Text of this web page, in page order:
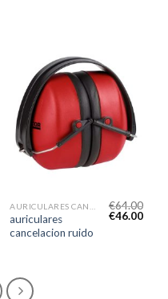
auriculares
cancelacion ruido
€64.00
€46.00